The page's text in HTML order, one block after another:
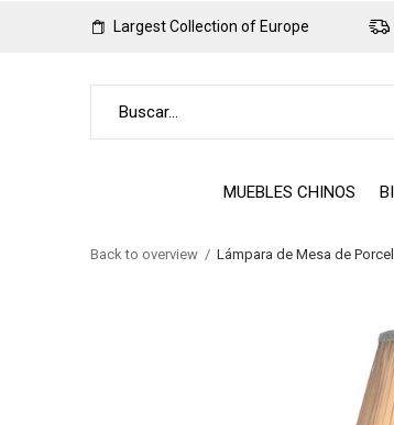
MUEBLES CHINOS
Largest Collection of Europe
Back to overview Lámpara de Mesa de